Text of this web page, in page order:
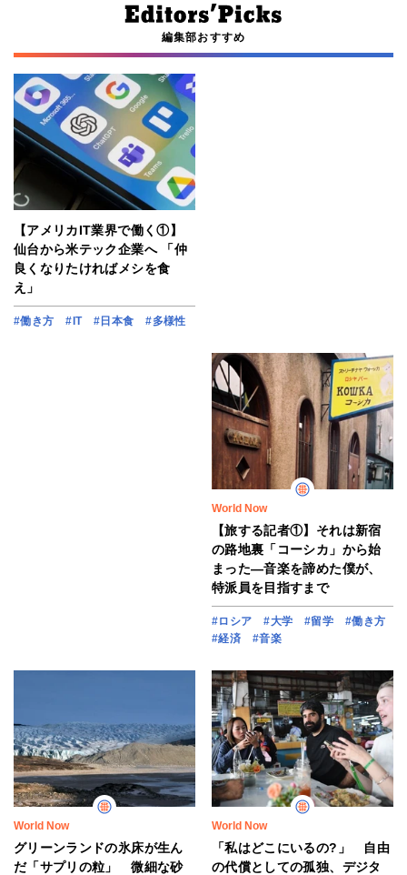
編集部おすすめ
【アメリカIT業界で働く①】
仙台から米テック企業へ 「仲
良くなりたければメシを食
え」
#働き方 #IT #日本食 #多様性
World Now
【旅する記者①】それは新宿
の路地裏「コーシカ」から始
まった―音楽を諦めた僕が、
特派員を目指すまで
#ロシア #大学 #留学
#働き方
#経済
#音楽
World Now
グリーンランドの氷床が生ん
だ「サプリの粒」 微細な砂
World Now
「私はどこにいるの?」 自由
の代償としての孤独、デジタ